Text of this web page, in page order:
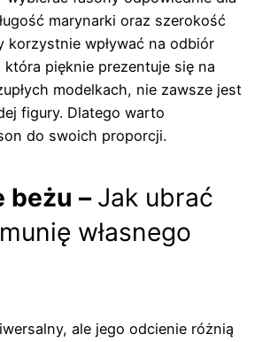
marynarki oraz szerokość
korzystnie wpływać na odbiór
pięknie prezentuje się na
modelkach, nie zawsze jest
figury. Dlatego warto
do swoich proporcji.
beżu – Jak ubrać
własnego
ale jego odcienie różnią